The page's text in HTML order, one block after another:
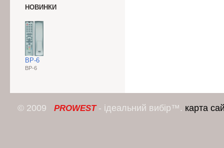
НОВИНКИ
BP-6
BP-6
© 2009 PROWEST- ідеальний вибір™. карта